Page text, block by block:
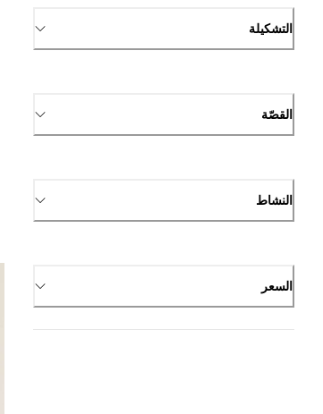
التشكيلة
القصّة
النشاط
السعر